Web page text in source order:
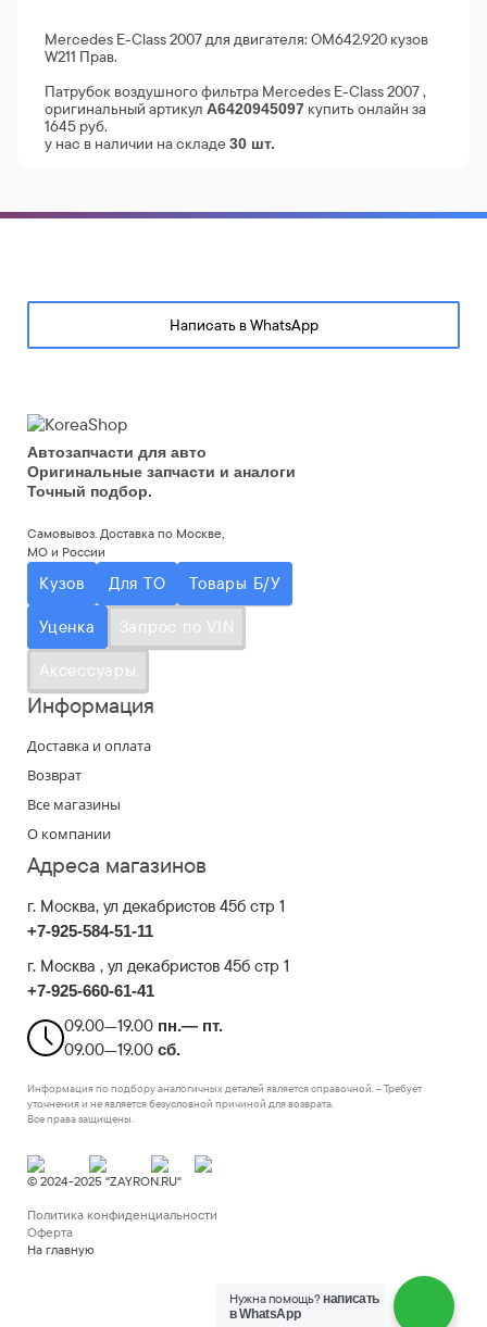
Mercedes E-Class 2007 для двигателя: OM642.920 кузов
W211 Прав.
Патрубок воздушного фильтра Mercedes E-Class 2007 ,
оригинальный артикул A6420945097 купить онлайн за
1645 руб.
у нас в наличии на складе 30 шт.
Нужна помощь?написать
в WhatsApp
Автозапчасти для авто
Оригинальные запчасти и аналоги
Точный подбор.
Самовывоз. Доставка по Москве,
МО и России
Написать в WhatsApp
Кузов Для ТО Товары Б/У
Уценка Запрос по VIN
Аксессуары
Информация
Доставка и оплата
Возврат
Все магазины
О компании
Адреса магазинов
г. Москва, ул декабристов 45б стр 1
+7-925-584-51-11
г. Москва , ул декабристов 45б стр 1
+7-925-660-61-41
09.00—19.00 пн.— пт.
09.00—19.00 сб.
Информация по подбору аналогичных деталей является справочной. – Требует
уточнения и не является безусловной причиной для возврата.
Все права защищены.
© 2024-2025 "ZAYRON.RU"
Политика конфиденциальности
Оферта
На главную